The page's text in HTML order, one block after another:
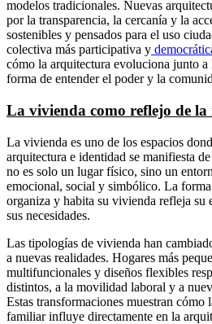
modelos tradicionales. Nuevas
por la transparencia, la cercanía y la
sostenibles y pensados para el uso
colectiva más participativa y
cómo la arquitectura evoluciona junto a
forma de entender el poder y la
La vivienda como reflejo de
La vivienda es uno de los espacios
arquitectura e identidad se manifiesta
no es solo un lugar físico, sino un
emocional, social y simbólico. La forma
organiza y habita su vivienda refleja su
sus necesidades.
Las tipologías de vivienda han
a nuevas realidades. Hogares más
multifuncionales y diseños flexibles
distintos, a la movilidad laboral y a
Estas transformaciones muestran cómo
familiar influye directamente en la